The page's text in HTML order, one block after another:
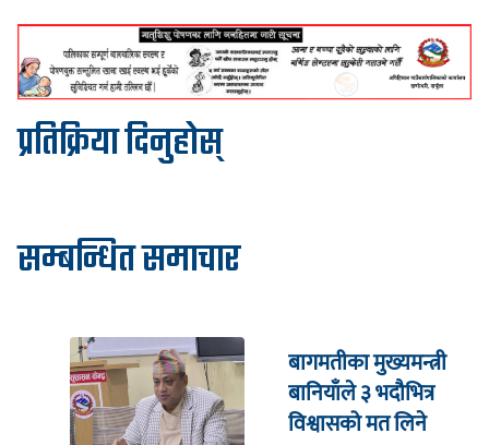
प्रतिक्रिया दिनुहोस्
सम्बन्धित समाचार
बागमतीका मुख्यमन्त्री
बानियाँले ३ भदौभित्र
विश्वासको मत लिने